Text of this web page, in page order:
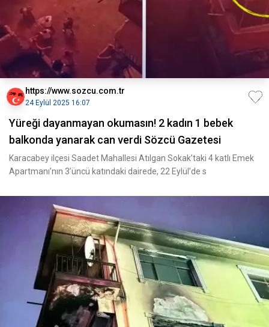
https://www.sozcu.com.tr
24 Eylül 2025 16:07
Yüreği dayanmayan okumasın! 2 kadın 1 bebek
balkonda yanarak can verdi Sözcü Gazetesi
Karacabey ilçesi Saadet Mahallesi Atılgan Sokak’taki 4 katlı Emek
Apartmanı’nın 3’üncü katındaki dairede, 22 Eylül’de s